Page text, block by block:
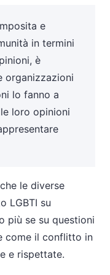
e
in termini
è
organizzazioni
lo fanno a
loro opinioni
le diverse
LGBTI su
più se su questioni
come il conflitto in
e rispettate.